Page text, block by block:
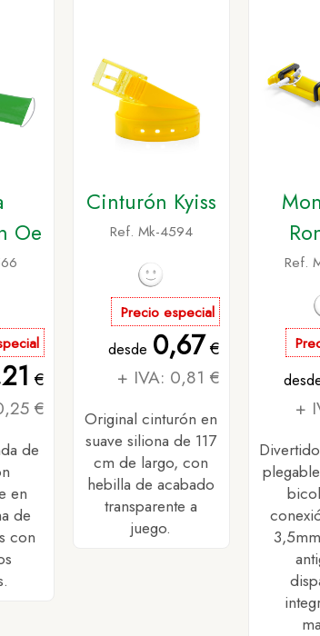
Oe
€
€
de
en
de
con
Cinturón Kyiss
Ref. Mk-4594
Precio especial
desde 0,67 €
+ IVA: 0,81 €
Original cinturón en
suave siliona de 117
cm de largo, con
hebilla de acabado
transparente a
juego.
Ref.
+